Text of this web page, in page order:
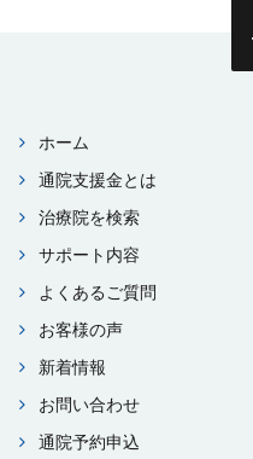
ホーム
通院⽀援⾦とは
治療院を検索
サポート内容
よくあるご質問
お客様の声
新着情報
お問い合わせ
通院予約申込